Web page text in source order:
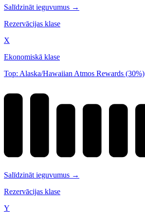
Salīdzināt ieguvumus →
Rezervācijas klase
X
Ekonomiskā klase
Top: Alaska/Hawaiian Atmos Rewards (30%)
Salīdzināt ieguvumus →
Rezervācijas klase
Y